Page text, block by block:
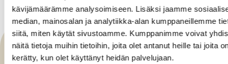
kävijämäärämme analysoimiseen. Lisäksi jaamme
median, mainosalan ja analytiikka-alan kumppaneillemme
siitä, miten käytät sivustoamme. Kumppanimme voivat
näitä tietoja muihin tietoihin, joita olet antanut heille tai joita
kerätty, kun olet käyttänyt heidän palvelujaan.
Lue seuraavaksi